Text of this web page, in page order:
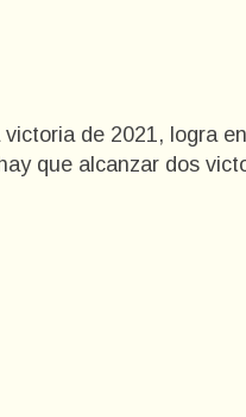
de 2021, logra
que alcanzar dos